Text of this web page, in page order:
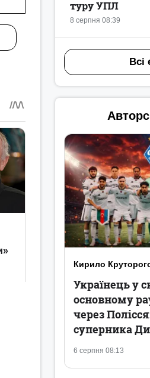
8 серпня 08:39
туру УПЛ
Всі
Кирило
6 серпня 08:13
Українець у
основному
через
суперника